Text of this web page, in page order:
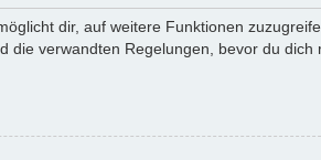
dir, auf weitere Funktionen
die verwandten Regelungen, bevor du dich